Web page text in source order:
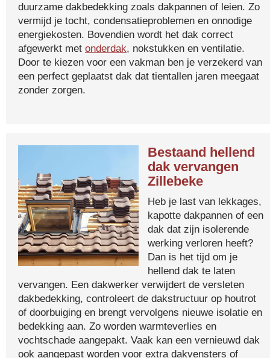
duurzame dakbedekking zoals dakpannen of leien. Zo
vermijd je tocht, condensatieproblemen en onnodige
energiekosten. Bovendien wordt het dak correct
afgewerkt met onderdak, nokstukken en ventilatie.
Door te kiezen voor een vakman ben je verzekerd van
een perfect geplaatst dak dat tientallen jaren meegaat
zonder zorgen.
Bestaand hellend
dak vervangen
Zillebeke
Heb je last van lekkages,
kapotte dakpannen of een
dak dat zijn isolerende
werking verloren heeft?
Dan is het tijd om je
hellend dak te laten
vervangen. Een dakwerker verwijdert de versleten
dakbedekking, controleert de dakstructuur op houtrot
of doorbuiging en brengt vervolgens nieuwe isolatie en
bedekking aan. Zo worden warmteverlies en
vochtschade aangepakt. Vaak kan een vernieuwd dak
ook aangepast worden voor extra dakvensters of